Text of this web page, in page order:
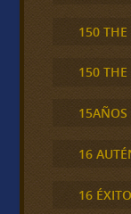
150
150
15AÑOS
16
16